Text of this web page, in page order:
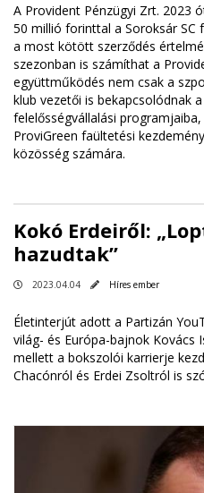
A Provident Pénzügyi Zrt. 2023
50 millió forinttal a Soroksár SC
a most kötött szerződés
szezonban is számíthat a
együttműködés nem csak a
klub vezetői is bekapcsolódnak
felelősségvállalási
ProviGreen faültetési
közösség számára.
Kokó Erdeiről:
hazudtak”
2023.04.04 Híres ember
Életinterjút adott a Partizán
világ- és Európa-bajnok Kovács
mellett a bokszolói karrierje
Chacónról és Erdei Zsoltról is